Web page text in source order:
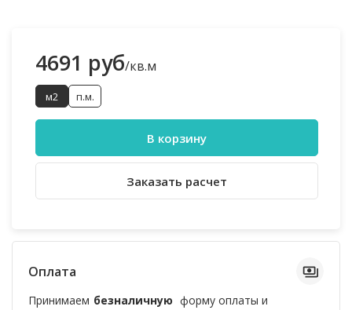
4691 руб/кв.м
м2 п.м.
В корзину
Заказать расчет
Оплата
Принимаем безналичную форму оплаты и